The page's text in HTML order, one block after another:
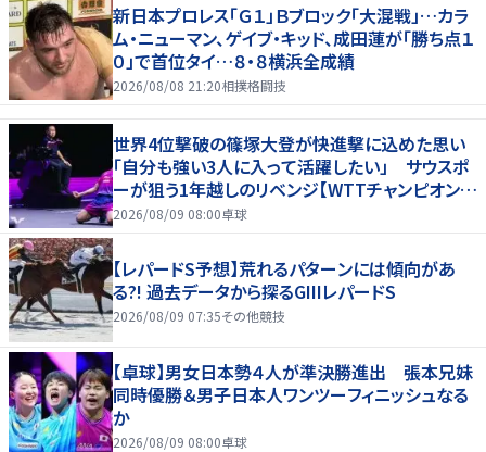
新日本プロレス「Ｇ１」Ｂブロック「大混戦」…カラ
ム・ニューマン、ゲイブ・キッド、成田蓮が「勝ち点１
０」で首位タイ…８・８横浜全成績
2026/08/08 21:20相撲格闘技
世界4位撃破の篠塚大登が快進撃に込めた思い
「自分も強い3人に入って活躍したい」 サウスポ
ーが狙う1年越しのリベンジ【WTTチャンピオンズ
横浜2026】
2026/08/09 08:00卓球
【レパードS予想】荒れるパターンには傾向があ
る?! 過去データから探るGIIIレパードS
2026/08/09 07:35その他競技
【卓球】男女日本勢４人が準決勝進出 張本兄妹
同時優勝＆男子日本人ワンツーフィニッシュなる
か
2026/08/09 08:00卓球